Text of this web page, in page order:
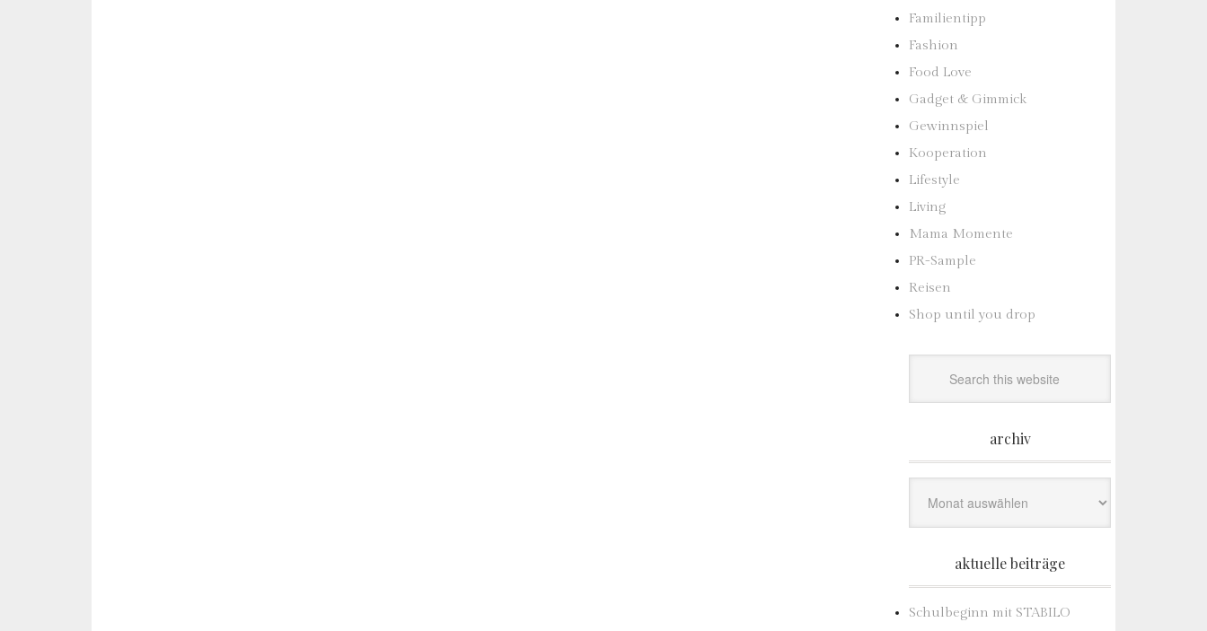
Familientipp
Fashion
Food Love
Gadget & Gimmick
Gewinnspiel
Kooperation
Lifestyle
Living
Mama Momente
PR-Sample
Reisen
Shop until you drop
archiv
aktuelle beiträge
Schulbeginn mit STABILO